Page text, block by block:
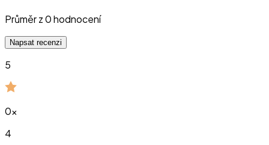
Průměr z0hodnocení
Napsat recenzi
5
0x
4